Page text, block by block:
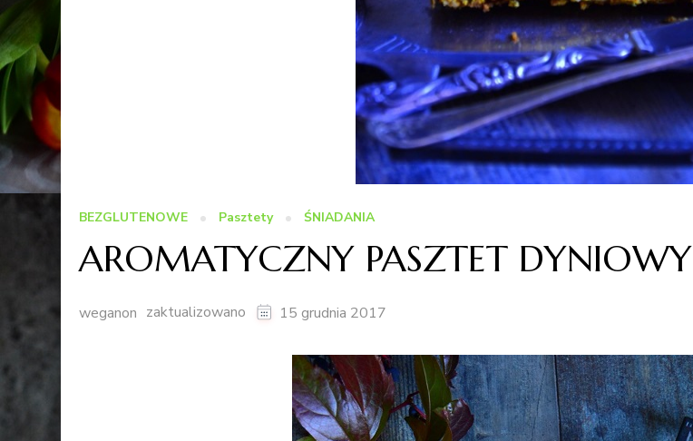
BEZGLUTENOWE Pasztety ŚNIADANIA
AROMATYCZNY PASZTET DYNIOWY
weganon zaktualizowano 15 grudnia 2017